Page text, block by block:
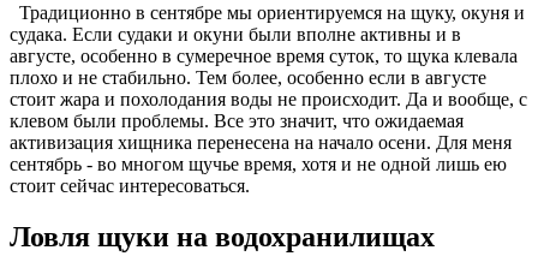
Традиционно в сентябре мы ориентируемся на щуку, окуня и
судака. Если судаки и окуни были вполне активны и в
августе, особенно в сумеречное время суток, то щука клевала
плохо и не стабильно. Тем более, особенно если в августе
стоит жара и похолодания воды не происходит. Да и вообще, с
клевом были проблемы. Все это значит, что ожидаемая
активизация хищника перенесена на начало осени. Для меня
сентябрь - во многом щучье время, хотя и не одной лишь ею
стоит сейчас интересоваться.
Ловля щуки на водохранилищах